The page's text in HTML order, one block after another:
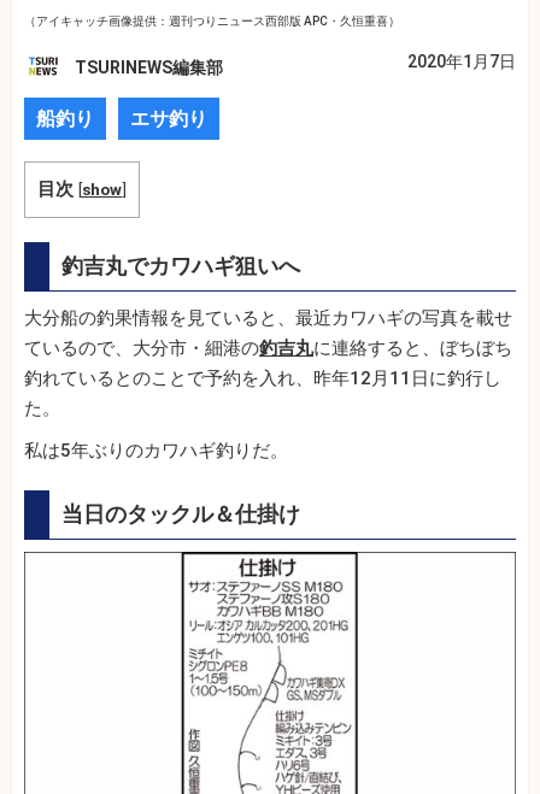
（アイキャッチ画像提供：週刊つりニュース西部版 APC・久恒重喜）
TSURINEWS編集部 2020年1月7日
船釣り エサ釣り
目次 [show]
釣吉丸でカワハギ狙いへ
大分船の釣果情報を見ていると、最近カワハギの写真を載せ
ているので、大分市・細港の釣吉丸に連絡すると、ぼちぼち
釣れているとのことで予約を入れ、昨年12月11日に釣行し
た。
私は5年ぶりのカワハギ釣りだ。
当日のタックル＆仕掛け